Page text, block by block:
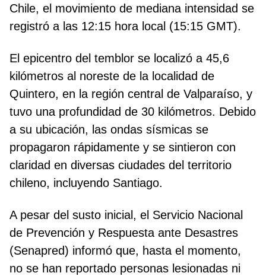
Chile, el movimiento de mediana intensidad se
registró a las 12:15 hora local (15:15 GMT).
El epicentro del temblor se localizó a 45,6
kilómetros al noreste de la localidad de
Quintero, en la región central de Valparaíso, y
tuvo una profundidad de 30 kilómetros. Debido
a su ubicación, las ondas sísmicas se
propagaron rápidamente y se sintieron con
claridad en diversas ciudades del territorio
chileno, incluyendo Santiago.
A pesar del susto inicial, el Servicio Nacional
de Prevención y Respuesta ante Desastres
(Senapred) informó que, hasta el momento,
no se han reportado personas lesionadas ni